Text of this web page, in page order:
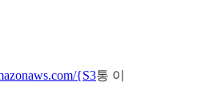
{S3통 이